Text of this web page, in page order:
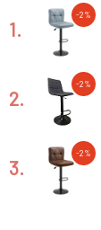
1.
-2%
2.
-2%
3.
-2%